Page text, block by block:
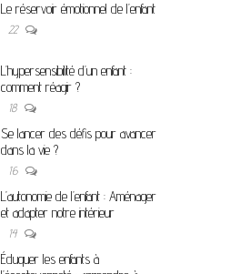
Le réservoir émotionnel de l’enfant
22
L’hypersensibilité d’un enfant :
comment réagir ?
18
Se lancer des défis pour avancer
dans la vie ?
16
L’autonomie de l’enfant : Aménager
et adapter notre intérieur
14
Éduquer les enfants à